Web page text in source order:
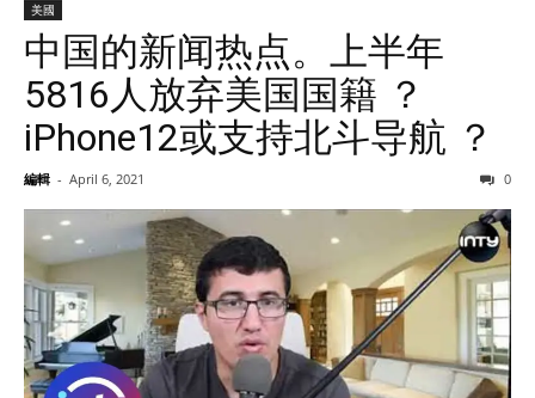
美國
中国的新闻热点。上半年
5816人放弃美国国籍 ？
iPhone12或支持北斗导航 ？
編輯 - April 6, 2021 0